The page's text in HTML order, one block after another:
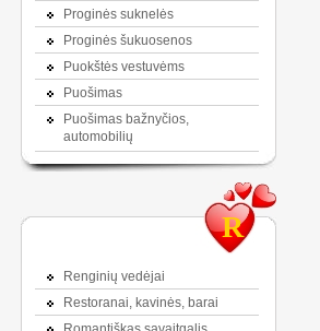
Proginės suknelės
Proginės šukuosenos
Puokštės vestuvėms
Puošimas
Puošimas bažnyčios,
automobilių
R
Renginių vedėjai
Restoranai, kavinės, barai